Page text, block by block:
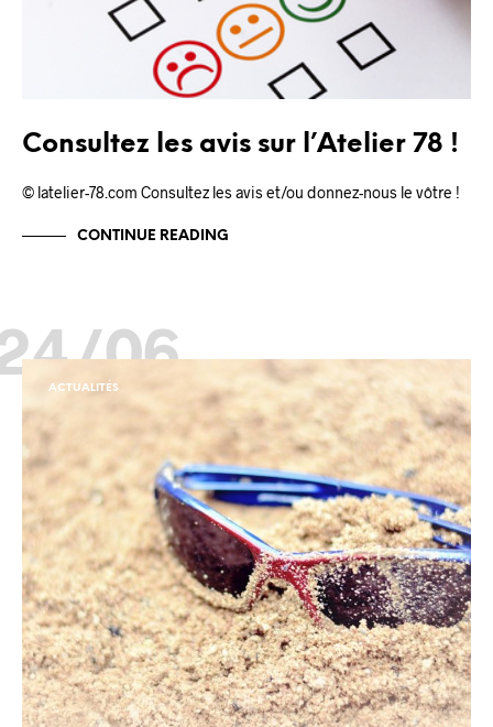
Consultez les avis sur l’Atelier 78 !
© latelier-78.com Consultez les avis et/ou donnez-nous le vôtre !
CONTINUE READING
06
ACTUALITÉS